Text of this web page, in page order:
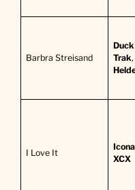
Barbra Streisand
Trak,
I Love It
XCX